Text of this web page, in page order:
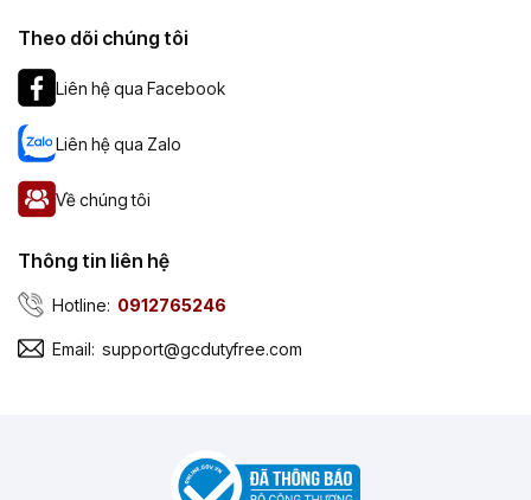
Theo dõi chúng tôi
Liên hệ qua Facebook
Liên hệ qua Zalo
Về chúng tôi
Thông tin liên hệ
Hotline: 0912765246
Email: support@gcdutyfree.com